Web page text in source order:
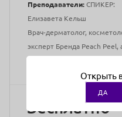
Преподаватели: СПИКЕР:
Елизавета Кельш
Врач-дерматолог,
эксперт Бренда Peach Peel,
Бесплатно
Открыть
ДА